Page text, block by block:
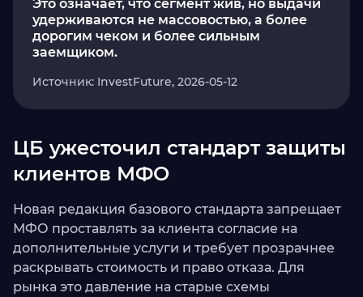
Это означает, что сегмент жив, но выдачи
удерживаются не массовостью, а более
дорогим чеком и более сильным
заемщиком.
Источник: InvestFuture, 2026-05-12
ЦБ ужесточил стандарт защиты
клиентов МФО
Новая редакция базового стандарта запрещает
МФО проставлять за клиента согласие на
дополнительные услуги и требует прозрачнее
раскрывать стоимость и право отказа. Для
рынка это давление на старые схемы